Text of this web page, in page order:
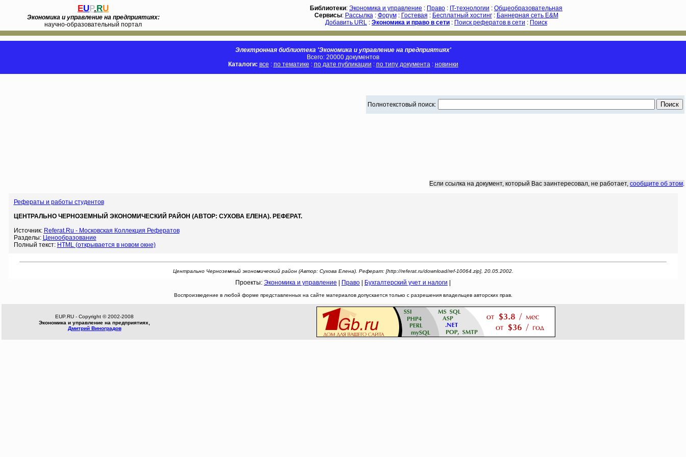
EUP.RU
Экономика и управление на предприятиях:
научно-образовательный портал
Библиотеки: Экономика и управление : Право : IT-технологии : Общеобразовательная
Сервисы: Рассылка: Форум: Гостевая : Бесплатный хостинг: Баннерная сеть E&M
Добавить URL : Экономика и право в сети : Поиск рефератов в сети : Поиск
Электронная библиотека 'Экономика и управление на предприятиях'
Всего: 20000 документов
Каталоги: все : по тематике : по дате публикации : по типу документа: новинки
Полнотекстовый поиск:
Если ссылка на документ, который Вас заинтересовал, не работает, сообщите об этом.
Рефераты и работы студентов
ЦЕНТРАЛЬНО ЧЕРНОЗЕМНЫЙ ЭКОНОМИЧЕСКИЙ РАЙОН (АВТОР: СУХОВА ЕЛЕНА). РЕФЕРАТ.
Источник: Referat.Ru - Московская Коллекция Рефератов
Разделы: Ценообразование
Полный текст: HTML (открывается в новом окне)
Центрально Черноземный экономический район (Автор: Сухова Елена). Реферат: [http://referat.ru/download/ref-10064.zip], 20.05.2002.
Проекты: Экономика и управление Право Бухгалтерский учет и налоги
Воспроизведение в любой форме представленных на сайте материалов допускается только с разрешения владельцев авторских прав.
EUP.RU - Copyright © 2002-2008
Экономика и управление на предприятиях,
Дмитрий Виноградов